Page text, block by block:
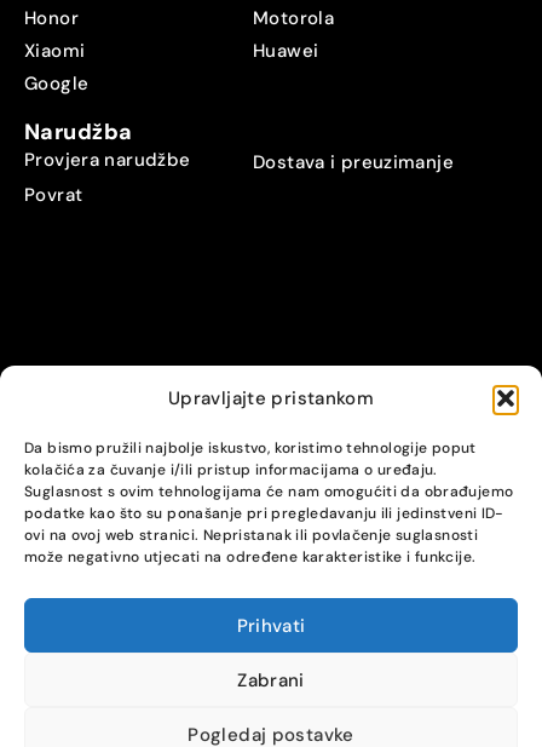
Upravljajte pristankom
Da bismo pružili najbolje iskustvo, koristimo tehnologije poput
kolačića za čuvanje i/ili pristup informacijama o uređaju.
Suglasnost s ovim tehnologijama će nam omogućiti da obrađujemo
podatke kao što su ponašanje pri pregledavanju ili jedinstveni ID-
ovi na ovoj web stranici. Nepristanak ili povlačenje suglasnosti
može negativno utjecati na određene karakteristike i funkcije.
Prihvati
Zabrani
Pogledaj postavke
Honor
Motorola
Xiaomi
Huawei
Google
Narudžba
Provjera narudžbe
Dostava i preuzimanje
Povrat
© Alpha servis. All Rights Reserved.
COMPARE (0)